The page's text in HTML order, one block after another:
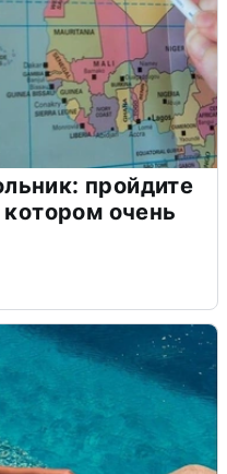
пройдите
очень